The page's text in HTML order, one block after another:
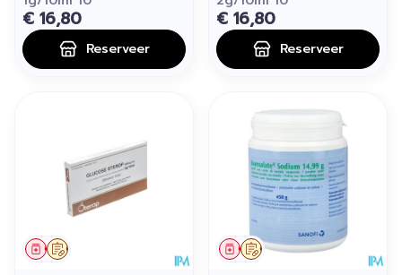
€ 16,80
Reserveer
€ 16,80
Reserveer
Op voorschrift
Geneesmiddel Op voorschrift
Geneesmiddel